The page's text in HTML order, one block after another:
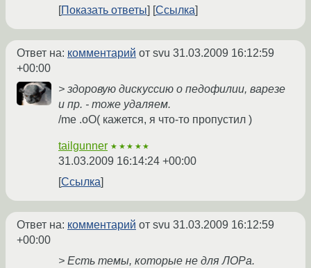
Показать ответы
Ссылка
Ответ на: комментарий от svu 31.03.2009 16:12:59
+00:00
> здоровую дискуссию о педофилии, варезе
и пр. - тоже удаляем.
/me .oO( кажется, я что-то пропустил )
tailgunner ★★★★★
31.03.2009 16:14:24 +00:00
Ссылка
Ответ на: комментарий от svu 31.03.2009 16:12:59
+00:00
> Есть темы, которые не для ЛОРа.